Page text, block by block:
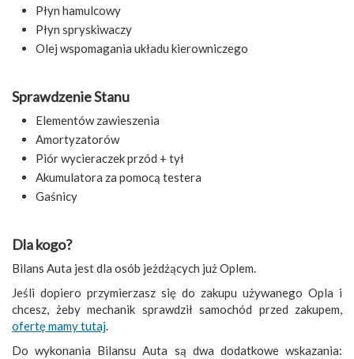
Płyn hamulcowy
Płyn spryskiwaczy
Olej wspomagania układu kierowniczego
Sprawdzenie Stanu
Elementów zawieszenia
Amortyzatorów
Piór wycieraczek przód + tył
Akumulatora za pomocą testera
Gaśnicy
Dla kogo?
Bilans Auta jest dla osób jeżdżących już Oplem.
Jeśli dopiero przymierzasz się do zakupu używanego Opla i
chcesz, żeby mechanik sprawdził samochód przed zakupem,
ofertę mamy tutaj.
Do wykonania Bilansu Auta są dwa dodatkowe wskazania: